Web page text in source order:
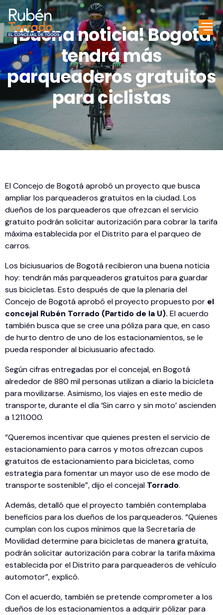
¡Buena noticia! Bogotá
tendrá más
parqueaderos gratuitos
para ciclistas
El Concejo de Bogotá aprobó un proyecto que busca
ampliar los parqueaderos gratuitos en la ciudad. Los
dueños de los parqueaderos que ofrezcan el servicio
gratuito podrán solicitar autorización para cobrar la tarifa
máxima establecida por el Distrito para el parqueo de
carros.
Los biciusuarios de Bogotá recibieron una buena noticia
hoy: tendrán más parqueaderos gratuitos para guardar
sus bicicletas. Esto después de que la plenaria del
Concejo de Bogotá aprobó el proyecto propuesto por el
concejal Rubén Torrado (Partido de la U). El acuerdo
también busca que se cree una póliza para que, en caso
de hurto dentro de uno de los estacionamientos, se le
pueda responder al biciusuario afectado.
Según cifras entregadas por el concejal, en Bogotá
alrededor de 880 mil personas utilizan a diario la bicicleta
para movilizarse. Asimismo, los viajes en este medio de
transporte, durante el día ‘Sin carro y sin moto’ ascienden
a 1.211.000.
“Queremos incentivar que quienes presten el servicio de
estacionamiento para carros y motos ofrezcan cupos
gratuitos de estacionamiento para bicicletas, como
estrategia para fomentar un mayor uso de ese modo de
transporte sostenible”, dijo el concejal Torrado.
Además, detalló que el proyecto también contemplaba
beneficios para los dueños de los parqueaderos. “Quienes
cumplan con los cupos mínimos que la Secretaría de
Movilidad determine para bicicletas de manera gratuita,
podrán solicitar autorización para cobrar la tarifa máxima
establecida por el Distrito para parqueaderos de vehículo
automotor”, explicó.
Con el acuerdo, también se pretende comprometer a los
dueños de los estacionamientos a adquirir pólizar para